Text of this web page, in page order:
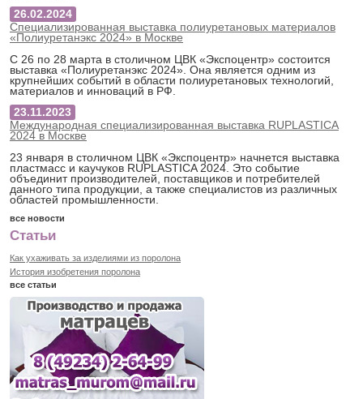
26.02.2024
Специализированная выставка полиуретановых материалов
«Полиуретанэкс 2024» в Москве
С 26 по 28 марта в столичном ЦВК «Экспоцентр» состоится
выставка «Полиуретанэкс 2024». Она является одним из
крупнейших событий в области полиуретановых технологий,
материалов и инноваций в РФ.
23.11.2023
Международная специализированная выставка RUPLASTICA
2024 в Москве
23 января в столичном ЦВК «Экспоцентр» начнется выставка
пластмасс и каучуков RUPLASTICA 2024. Это событие
объединит производителей, поставщиков и потребителей
данного типа продукции, а также специалистов из различных
областей промышленности.
все новости
Статьи
Как ухаживать за изделиями из поролона
История изобретения поролона
все статьи